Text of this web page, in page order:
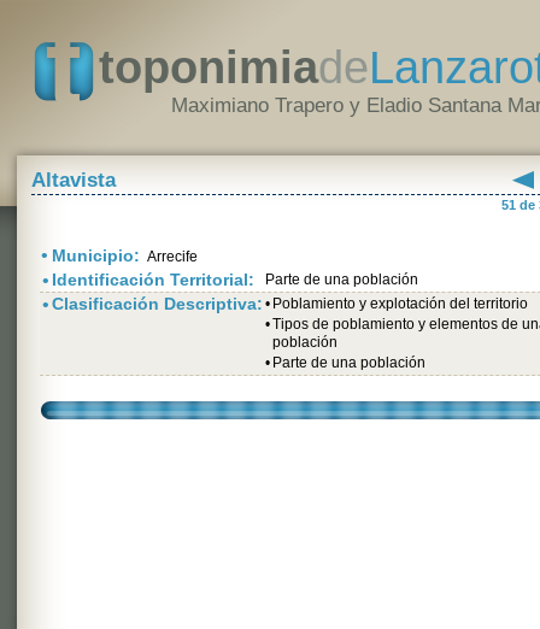
toponimiade
Maximiano Trapero y Eladio Santana
Altavista
51 de
• Municipio: Arrecife
• Identificación Territorial: Parte de una población
•Clasificación Descriptiva: • Poblamiento y explotación del territorio
•Tipos de poblamiento y elementos de
población
• Parte de una población